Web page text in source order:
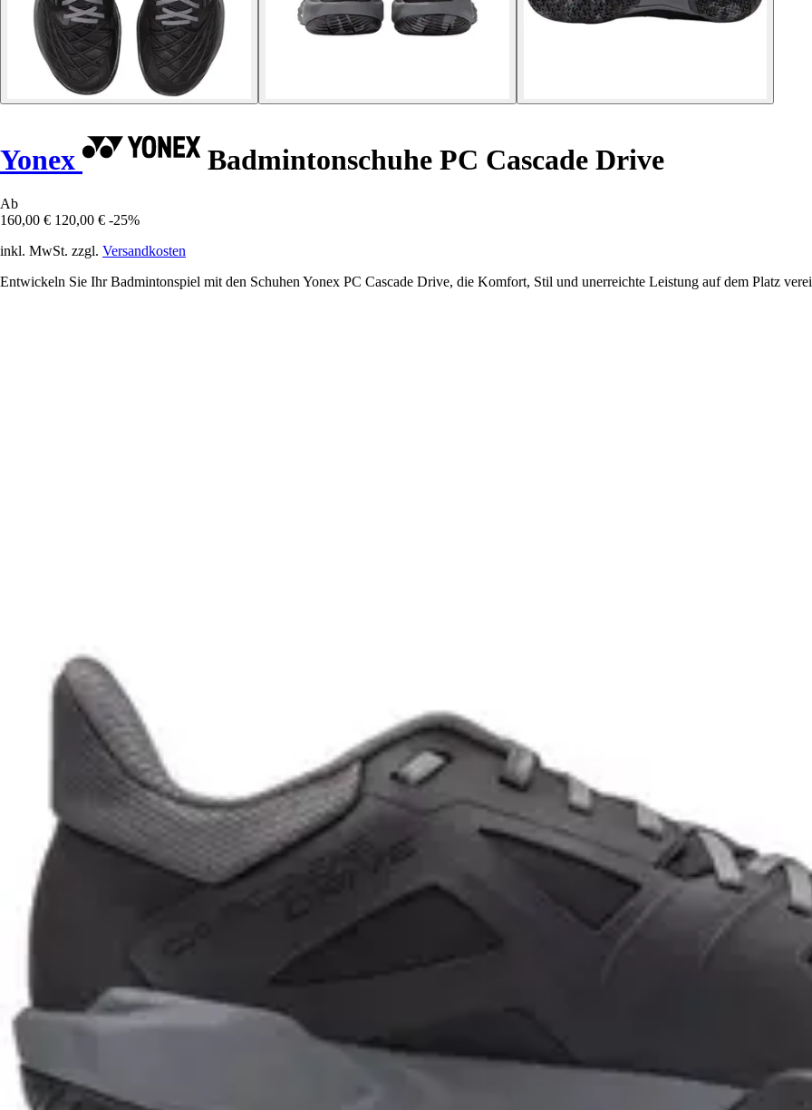
Yonex Badmintonschuhe PC Cascade Drive
Ab
160,00 € 120,00 € -25%
inkl. MwSt. zzgl. Versandkosten
Entwickeln Sie Ihr Badmintonspiel mit den Schuhen Yonex PC Cascade Drive, die Komfort, Stil und unerreichte Leistung auf dem Platz